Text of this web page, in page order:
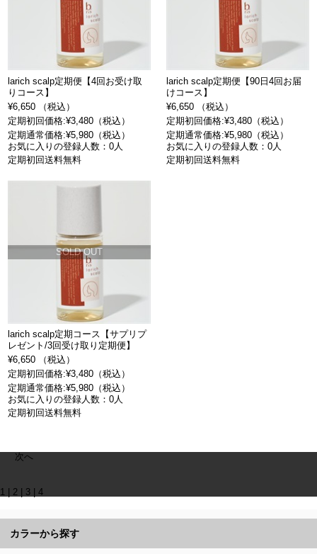
larich scalp定期便【4回お受け取
りコース】
¥6,650 （税込）
定期初回価格:¥3,480（税込）
定期通常価格:¥5,980（税込）
お気に入りの登録人数：0人
定期初回送料無料
larich scalp定期便【90日4回お届
けコース】
¥6,650 （税込）
定期初回価格:¥3,480（税込）
定期通常価格:¥5,980（税込）
お気に入りの登録人数：0人
定期初回送料無料
SOLD OUT
larich scalp定期コース【サプリプ
レゼント/3回受け取り定期便】
¥6,650 （税込）
定期初回価格:¥3,480（税込）
定期通常価格:¥5,980（税込）
お気に入りの登録人数：0人
定期初回送料無料
次へ
1 2 3 4
カラーから探す